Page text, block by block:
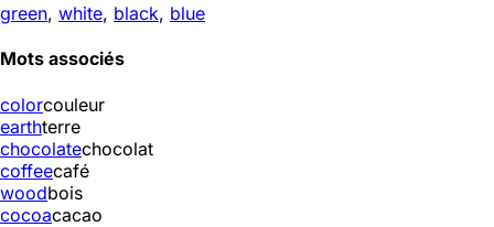
green, white, black, blue
Mots associés
colorcouleur
earthterre
chocolatechocolat
coffeecafé
woodbois
cocoacacao